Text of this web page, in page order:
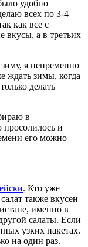
удобно
всех по 3-4
как все с
вкусы, а в третьих
я непременно
ждать зимы, когда
делать
в
просолилось и
его можно
. Кто уже
также вкусен
именно в
салаты. Если
узких пакетах.
на один раз.